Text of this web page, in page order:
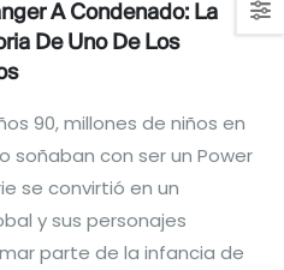
A Condenado: La
De Uno De Los
90, millones de niños en
soñaban con ser un Power
se convirtió en un
y sus personajes
parte de la infancia de